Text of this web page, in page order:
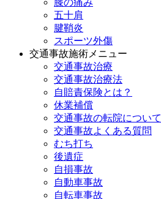
膝の痛み
五十肩
腱鞘炎
スポーツ外傷
交通事故施術メニュー
交通事故治療
交通事故治療法
自賠責保険とは？
休業補償
交通事故の転院について
交通事故よくある質問
むち打ち
後遺症
自損事故
自動車事故
自転車事故